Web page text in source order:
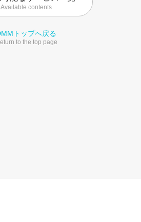
Available contents
トップへ戻る
to the top page